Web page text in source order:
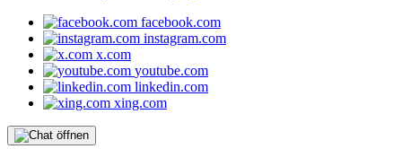
facebook.com
instagram.com
x.com
youtube.com
linkedin.com
xing.com